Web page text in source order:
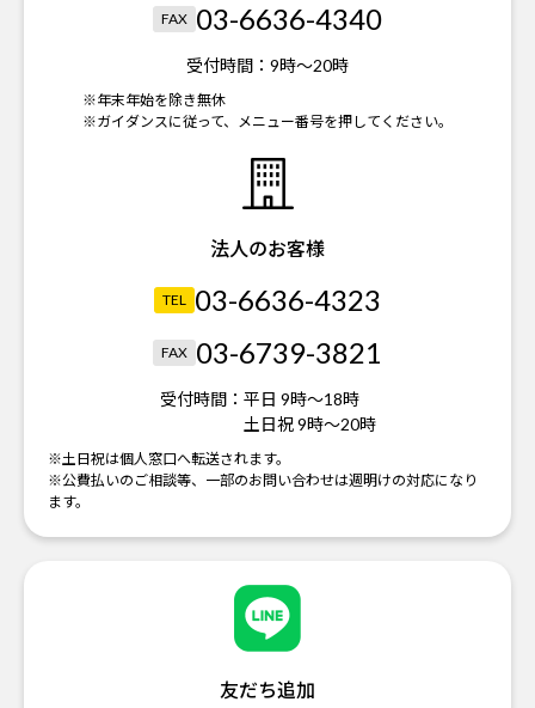
FAX 03-6636-4340
受付時間： 9時～20時
※年末年始を除き無休
※ガイダンスに従って、メニュー番号を押してください。
法人のお客様
TEL 03-6636-4323
FAX 03-6739-3821
受付時間： 平日 9時～18時
土日祝 9時～20時
※土日祝は個人窓口へ転送されます。
※公費払いのご相談等、一部のお問い合わせは週明けの対応になり
ます。
友だち追加